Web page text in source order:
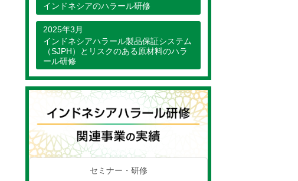
インドネシアのハラール研修
2025年3月
インドネシアハラール製品保証システム
（SJPH）とリスクのある原材料のハラ
ール研修
セミナー・研修